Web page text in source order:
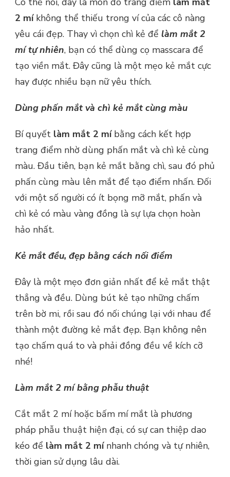
2 míkhông thể thiếu trong ví của các cô nàng
yêu cái đẹp. Thay vì chọn chì kẻ để làm mắt 2
mí tự nhiên, bạn có thể dùng cọ masscara để
tạo viền mắt. Đây cũng là một mẹo kẻ mắt cực
hay được nhiều bạn nữ yêu thích.
Dùng phấn mắt và chì kẻ mắt cùng màu
Bí quyết làm mắt 2 míbằng cách kết hợp
trang điểm nhờ dùng phấn mắt và chì kẻ cùng
màu. Đầu tiên, bạn kẻ mắt bằng chì, sau đó phủ
phấn cùng màu lên mắt để tạo điểm nhấn. Đối
với một số người có ít bọng mỡ mắt, phấn và
chì kẻ có màu vàng đồng là sự lựa chọn hoàn
hảo nhất.
Kẻ mắt đều, đẹp bằng cách nối điểm
Đây là một mẹo đơn giản nhất để kẻ mắt thật
thẳng và đều. Dùng bút kẻ tạo những chấm
trên bờ mi, rồi sau đó nối chúng lại với nhau để
thành một đường kẻ mắt đẹp. Bạn không nên
tạo chấm quá to và phải đồng đều về kích cỡ
nhé!
Làm mắt 2 mí bằng phẫu thuật
Cắt mắt 2 mí hoặc bấm mí mắt là phương
pháp phẫu thuật hiện đại, có sự can thiệp dao
kéo để làm mắt 2 mínhanh chóng và tự nhiên,
thời gian sử dụng lâu dài.